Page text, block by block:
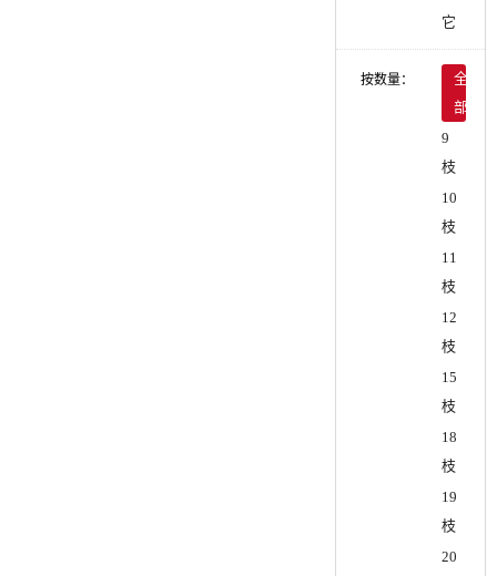
它
按数量：
全
部
9
枝
10
枝
11
枝
12
枝
15
枝
18
枝
19
枝
20